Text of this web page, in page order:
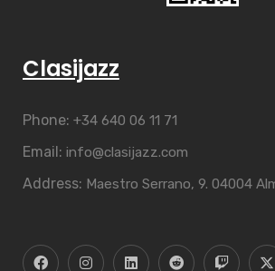
Clasijazz
Phone: +34 640 06 11 71
Email: info@clasijazz.com
Address: Maestro Serrano, 9. 04004